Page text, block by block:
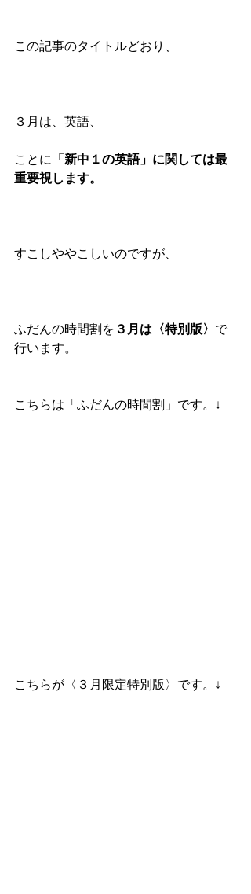
この記事のタイトルどおり、
３月は、英語、
ことに 「新中１の英語」に関しては最
重要視します。
すこしややこしいのですが、
ふだんの時間割を ３月は〈特別版〉 で
行います。
こちらは「ふだんの時間割」です。↓
こちらが〈３月限定特別版〉です。↓